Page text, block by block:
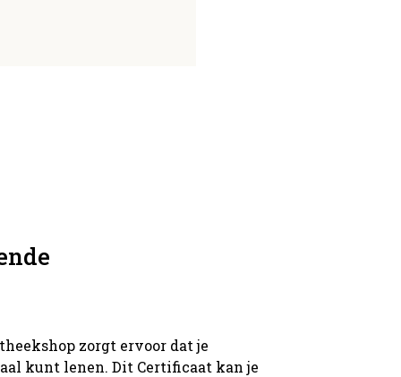
zorgt ervoor dat je
kunt lenen. Dit Certificaat kan je